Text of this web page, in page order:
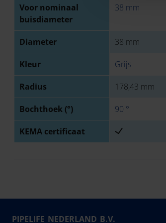
Voor nominaal
buisdiameter
38 mm
Diameter 38 mm
Kleur Grijs
Radius 178,43 mm
Bochthoek (°) 90 °
KEMA certificaat
PIPELIFE NEDERLAND B.V.